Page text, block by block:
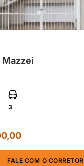
3
FALE COM O CORRETOR